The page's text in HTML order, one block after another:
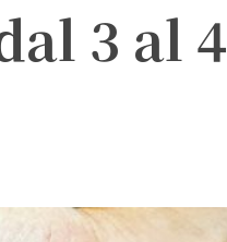
3 al 4